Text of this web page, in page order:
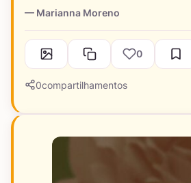
Marianna Moreno
0
0compartilhamentos